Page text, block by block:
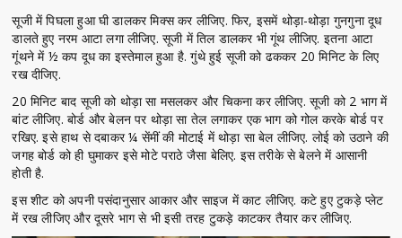
सूजी में पिघला हुआ घी डालकर मिक्स कर लीजिए. फिर, इसमें थोड़ा-थोड़ा गुनगुना दूध
डालते हुए नरम आटा लगा लीजिए. सूजी में तिल डालकर भी गूंथ लीजिए. इतना आटा
गूंथने में ½ कप दूध का इस्तेमाल हुआ है. गुंथे हुई सूजी को ढककर 20 मिनिट के लिए
रख दीजिए.
20 मिनिट बाद सूजी को थोड़ा सा मसलकर और चिकना कर लीजिए. सूजी को 2 भाग में
बांट लीजिए. बोर्ड और बेलन पर थोड़ा सा तेल लगाकर एक भाग को गोल करके बोर्ड पर
रखिए. इसे हाथ से दबाकर ¼ सेंमीं की मोटाई में थोड़ा सा बेल लीजिए. लोई को उठाने की
जगह बोर्ड को ही घुमाकर इसे मोटे पराठे जैसा बेलिए. इस तरीके से बेलने में आसानी
होती है.
इस शीट को अपनी पसंदानुसार आकार और साइज में काट लीजिए. कटे हुए टुकड़े प्लेट
में रख लीजिए और दूसरे भाग से भी इसी तरह टुकड़े काटकर तैयार कर लीजिए.